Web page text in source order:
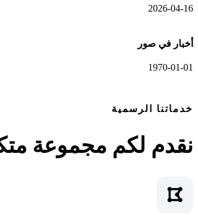
2026-04-16
أخبار في صور
1970-01-01
خدماتنا الرسمية
نقدم لكم مجموعة